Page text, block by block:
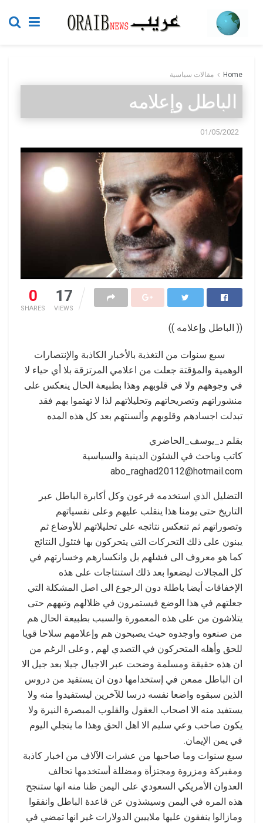
Home مقالات سياسية
الباطل وإعلامه
01/05/2022
0
SHARES
17
VIEWS
(( الباطل وإعلامه ))
سبع سنوات من التغذية بالأخبار الكاذبة والإنتصارات
الوهمية والمؤقتة جعلت من اعلامي المرتزقة بلا أي حياء لا
في وجوههم ولا في قلوبهم وهذا بطبيعة الحال ينعكس على
منشوراتهم وتصريحاتهم وتحليلاتهم لذا لا تهتموا بهم فقد
تبدلت اجسادهم وقلوبهم وألسنتهم بعد كل هذه المده
بقلم د_يوسف_الحاضري
كاتب وباحث في الشئون الدينية والسياسية
abo_raghad20112@hotmail.com
التضليل الذي استخدمه فرعون وكل أكابرة الباطل عبر
التاريخ حتى يومنا هذا ينقلب عليهم وعلى نفسياتهم
وتصوراتهم ثم تنعكس نتائجه على تحليلاتهم للأوضاع ثم
يبنون على ذلك التحركات التي يتحركون بها فتئول النتائج
كما هو معروف الى فشلهم بل وانكسارهم وخسارتهم في
كل المجالات ليضعوا بعد ذلك استنتاجات على هذه
الإخفاقات أيضا باطلة دون الرجوع الى اصل المشكلة التي
جعلتهم في هذا الوضع فيستمرون في ظلالهم وتيههم حتى
يتلاشون من على هذه المعمورة والسبب بطبيعة الحال هم
من صنعوه واوجدوه حيث يصبحون هم وإعلامهم سلاحا قويا
للحق وأهله المتحركون في التصدي لهم , وعلى الرغم من
ان هذه حقيقة ومسلمة وضحت عبر الاجيال جيلا بعد جيل الا
ان الباطل ممعن في إستخدامها دون ان يستفيد من دروس
الذين سبقوه واضعا نفسه درسا للآخرين ليستفيدوا منه ولا
يستفيد منه الا اصحاب العقول والقلوب المبصرة النيرة ولا
يكون صاحب وعي سليم الا اهل الحق وهذا ما يتجلي اليوم
في يمن الإيمان.
سبع سنوات وما صاحبها من عشرات الآلاف من اخبار كاذبة
ومفبركة ومزروة ومجتزأة ومضللة أستخدمها تحالف
العدوان الأمريكي السعودي على اليمن ظنا منه انها ستنجح
هذه المره في اليمن وسيشذون عن قاعدة الباطل وانفقوا
ومازالوا ينفقون عليها ملاييين الدولارات غير انها تمضي في